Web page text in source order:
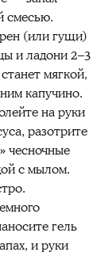
смесью.
(или гущи)
и ладони 2–3
мягкой,
капучино.
на руки
разотрите
чесночные
с мылом.
гель
и руки